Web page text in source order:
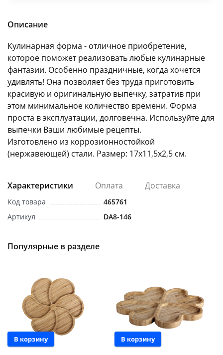
Описание
Кулинарная форма - отличное приобретение,
которое поможет реализовать любые кулинарные
фантазии. Особенно праздничные, когда хочется
удивлять! Она позволяет без труда приготовить
красивую и оригинальную выпечку, затратив при
этом минимальное количество времени. Форма
проста в эксплуатации, долговечна. Используйте для
выпечки Ваши любимые рецепты.
Изготовлено из коррозионностойкой
(нержавеющей) стали. Размер: 17х11,5х2,5 см.
Характеристики Оплата Доставка
Код товара
465761
Артикул
DA8-146
Популярные в разделе
В корзину В корзину
раз в 2 недели